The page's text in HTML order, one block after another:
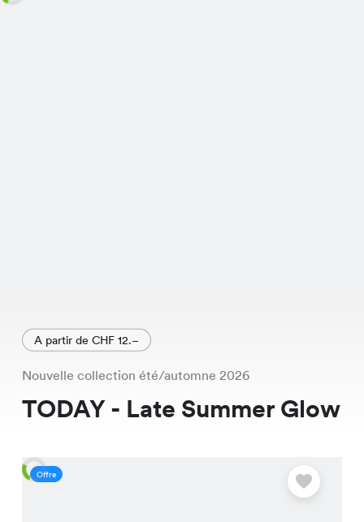
A partir de CHF 12.–
Nouvelle collection été/automne 2026
TODAY - Late Summer Glow
Offre